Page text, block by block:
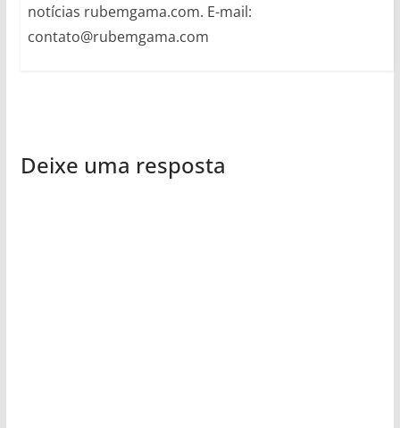
notícias rubemgama.com. E-mail:
contato@rubemgama.com
Deixe uma resposta